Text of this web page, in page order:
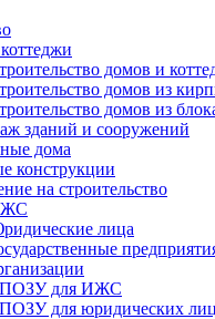
домов и
домов из
домов из
зданий и сооружений
дома
конструкции
на строительство
лица
для ИЖС
для юридических лиц